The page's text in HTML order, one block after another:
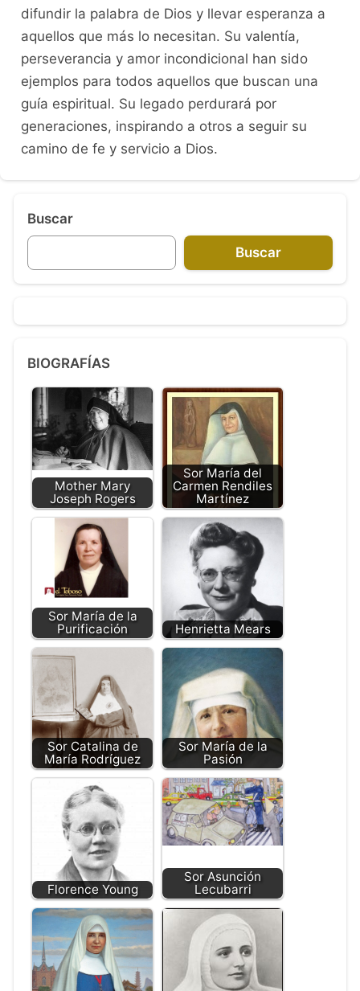
difundir la palabra de Dios y llevar esperanza a
aquellos que más lo necesitan. Su valentía,
perseverancia y amor incondicional han sido
ejemplos para todos aquellos que buscan una
guía espiritual. Su legado perdurará por
generaciones, inspirando a otros a seguir su
camino de fe y servicio a Dios.
Buscar
Buscar
BIOGRAFÍAS
Mother Mary
Joseph Rogers
Sor María del
Carmen Rendiles
Martínez
Sor María de la
Purificación
Henrietta Mears
Sor Catalina de
María Rodríguez
Sor María de la
Pasión
Florence Young
Sor Asunción
Lecubarri